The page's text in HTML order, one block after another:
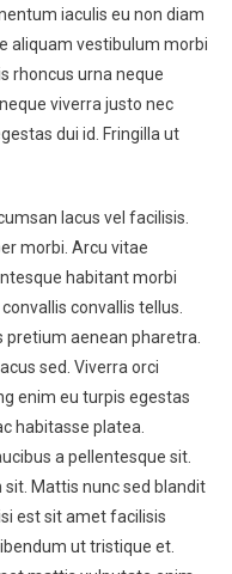
iaculis eu non diam
aliquam vestibulum morbi
rhoncus urna neque
viverra justo nec
dui id. Fringilla ut
lacus vel facilisis.
morbi. Arcu vitae
habitant morbi
convallis tellus.
pretium aenean pharetra.
sed. Viverra orci
enim eu turpis egestas
habitasse platea.
a pellentesque sit.
Mattis nunc sed blandit
est sit amet facilisis
ut tristique et.